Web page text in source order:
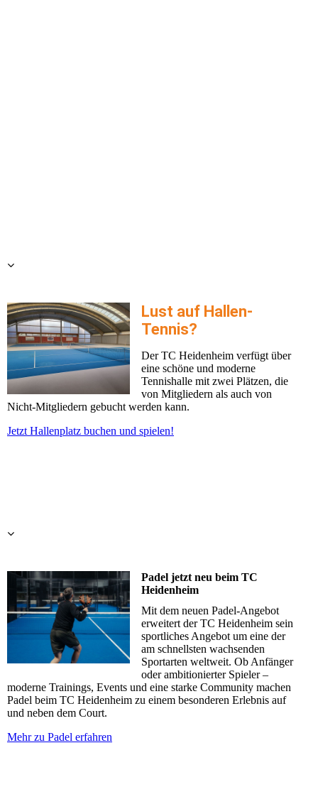
Lust auf Hallen-
Tennis?
Der TC Heidenheim verfügt über
eine schöne und moderne
Tennishalle mit zwei Plätzen, die
von Mitgliedern als auch von
Nicht-Mitgliedern gebucht werden kann.
Jetzt Hallenplatz buchen und spielen!
Padel jetzt neu beim TC
Heidenheim
Mit dem neuen Padel-Angebot
erweitert der TC Heidenheim sein
sportliches Angebot um eine der
am schnellsten wachsenden
Sportarten weltweit. Ob Anfänger
oder ambitionierter Spieler –
moderne Trainings, Events und eine starke Community machen
Padel beim TC Heidenheim zu einem besonderen Erlebnis auf
und neben dem Court.
Mehr zu Padel erfahren